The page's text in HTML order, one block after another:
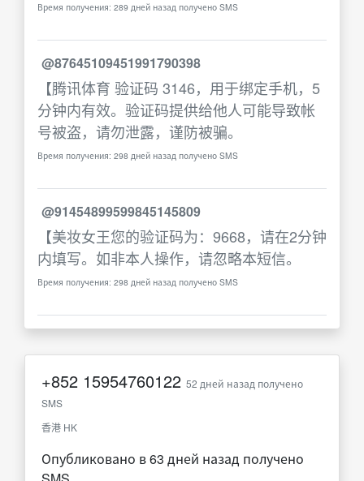
Время получения: 289 дней назад получено SMS
@87645109451991790398
【腾讯体育 验证码 3146，用于绑定手机，5
分钟内有效。验证码提供给他人可能导致帐
号被盗，请勿泄露，谨防被骗。
Время получения: 298 дней назад получено SMS
@91454899599845145809
【美妆女王您的验证码为：9668，请在2分钟
内填写。如非本人操作，请忽略本短信。
Время получения: 298 дней назад получено SMS
+852 15954760122 52 дней назад получено
SMS
香港 HK
Опубликовано в 63 дней назад получено